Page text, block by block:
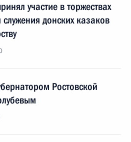
участие в торжествах
донских казаков
Ростовской